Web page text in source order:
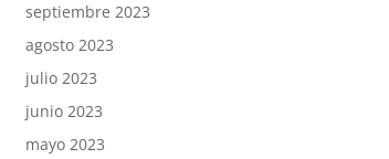
septiembre 2023
agosto 2023
julio 2023
junio 2023
mayo 2023